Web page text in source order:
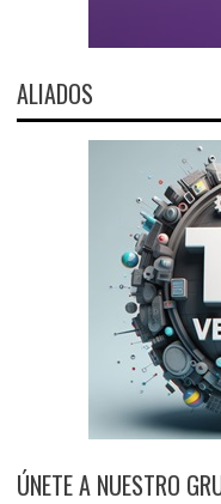
ALIADOS
ÚNETE A NUESTRO